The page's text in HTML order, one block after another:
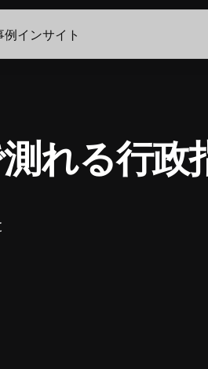
例インサイト
れる行政